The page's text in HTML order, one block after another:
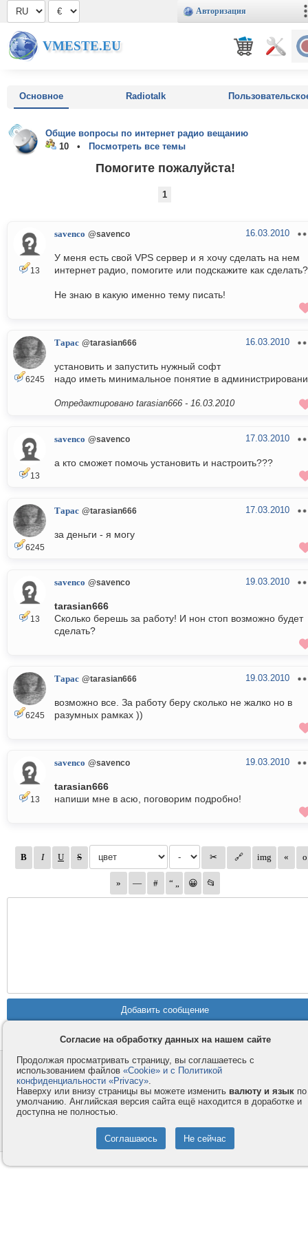
Авторизация
VMESTE.EU
Основное Radiotalk
Общие вопросы по интернет радио вещанию
10 •
Посмотреть все темы
Помогите пожалуйста!
1
13
savenco @savenco 16.03.2010
У меня есть свой VPS сервер и я хочу сделать на нем
интернет радио, помогите или подскажите как сделать?
Не знаю в какую именно тему писать!
6245
Тарас @tarasian666 16.03.2010
установить и запустить нужный софт
надо иметь минимальное понятие в
Отредактировано tarasian666 - 16.03.2010
13
savenco @savenco 17.03.2010
а кто сможет помочь установить и настроить???
6245
Тарас @tarasian666 17.03.2010
за деньги - я могу
13
savenco @savenco 19.03.2010
tarasian666
Сколько берешь за работу! И нон стоп возможно будет
сделать?
6245
Тарас @tarasian666 19.03.2010
возможно все. За работу беру сколько не жалко но в
разумных рамках ))
13
savenco @savenco 19.03.2010
tarasian666
напиши мне в асю, поговорим подробно!
Контакты
Компания
Privacy и Cookie
Услуги
Как оплатить
Помощь
© 2008-2026VMESTE.EU - Все права защищены.
Согласие на обработку данных на нашем сайте
Продолжая просматривать страницу, вы соглашаетесь с
использованием файлов «Cookie» и с Политикой
конфиденциальности «Privacy».
Наверху или внизу страницы вы можете изменить валюту и язык по
умолчанию. Английская версия сайта ещё находится в доработке и
доступна не полностью.